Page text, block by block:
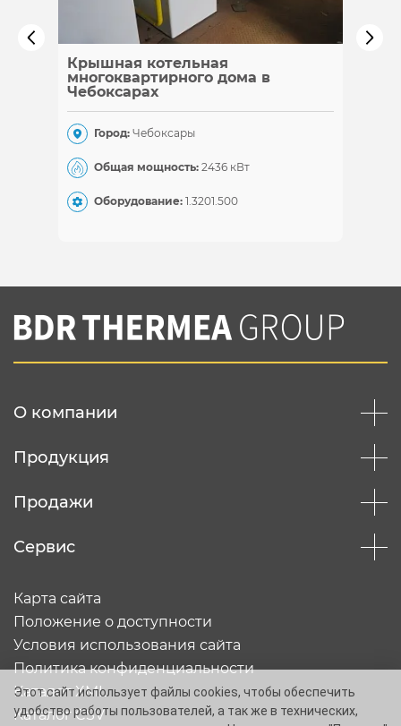
Крышная котельная
многоквартирного дома в
Чебоксарах
Город: Чебоксары
Общая мощность: 2436 кВт
Оборудование: 1.3201.500
О компании
Продукция
Продажи
Сервис
Карта сайта
Положение о доступности
Условия использования сайта
Политика конфиденциальности
Каталог XML
Каталог CSV
Этот сайт использует файлы cookies, чтобы обеспечить
удобство работы пользователей, а так же в технических,